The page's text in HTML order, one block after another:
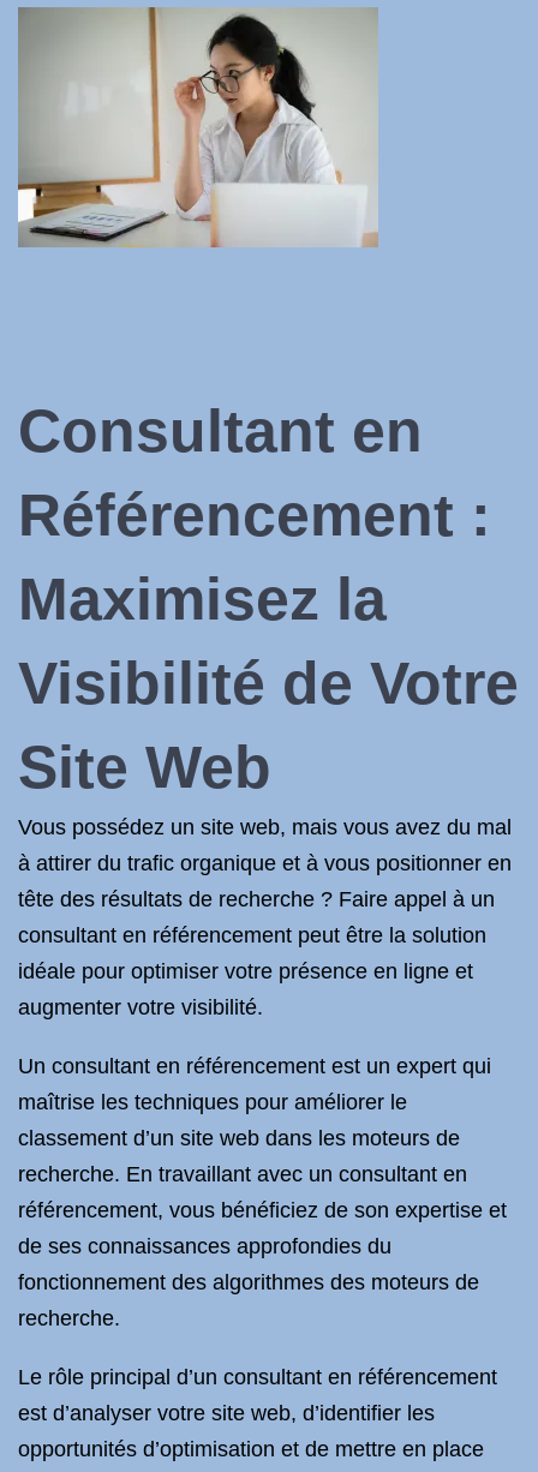
Consultant en
Référencement :
Maximisez la
Visibilité de Votre
Site Web
Vous possédez un site web, mais vous avez du mal
à attirer du trafic organique et à vous positionner en
tête des résultats de recherche ? Faire appel à un
consultant en référencement peut être la solution
idéale pour optimiser votre présence en ligne et
augmenter votre visibilité.
Un consultant en référencement est un expert qui
maîtrise les techniques pour améliorer le
classement d’un site web dans les moteurs de
recherche. En travaillant avec un consultant en
référencement, vous bénéficiez de son expertise et
de ses connaissances approfondies du
fonctionnement des algorithmes des moteurs de
recherche.
Le rôle principal d’un consultant en référencement
est d’analyser votre site web, d’identifier les
opportunités d’optimisation et de mettre en place